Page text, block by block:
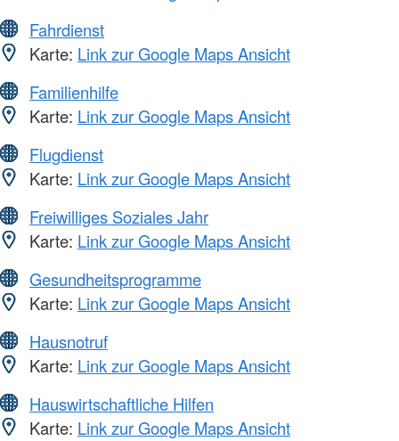
Fahrdienst
Karte: Link zur Google Maps Ansicht
Familienhilfe
Karte: Link zur Google Maps Ansicht
Flugdienst
Karte: Link zur Google Maps Ansicht
Freiwilliges Soziales Jahr
Karte: Link zur Google Maps Ansicht
Gesundheitsprogramme
Karte: Link zur Google Maps Ansicht
Hausnotruf
Karte: Link zur Google Maps Ansicht
Hauswirtschaftliche Hilfen
Karte: Link zur Google Maps Ansicht